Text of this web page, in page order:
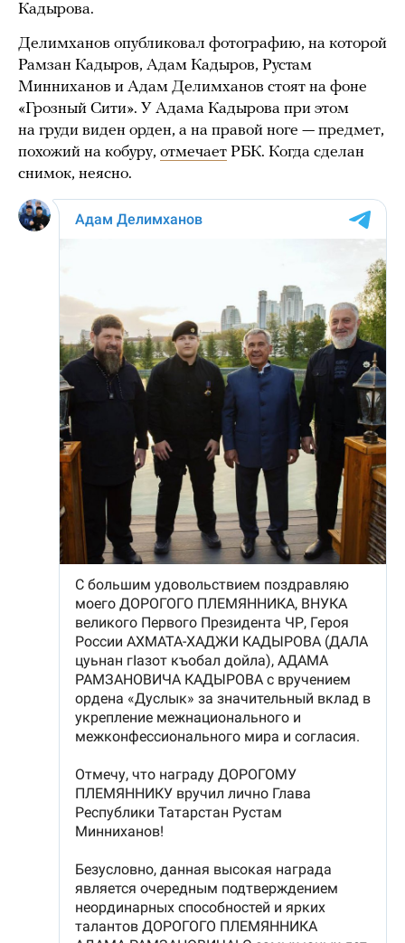
Кадырова.
Делимханов опубликовал фотографию, на которой
Рамзан Кадыров, Адам Кадыров, Рустам
Минниханов и Адам Делимханов стоят на фоне
«Грозный Сити». У Адама Кадырова при этом
на груди виден орден, а на правой ноге — предмет,
похожий на кобуру, отмечает РБК. Когда сделан
снимок, неясно.